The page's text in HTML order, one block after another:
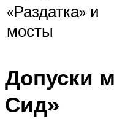
«Раздатка» и
мосты
Допуски
Сид»